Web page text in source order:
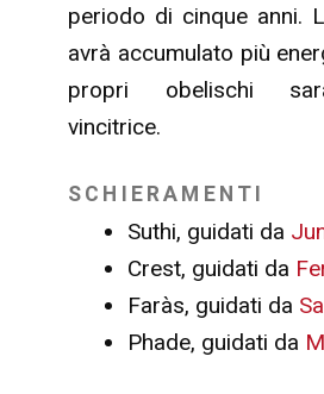
periodo di cinque anni.
avrà accumulato più
propri obelischi
vincitrice.
SCHIERAMENTI
Suthi, guidati da
Crest, guidati da
Faràs, guidati da
Phade, guidati da